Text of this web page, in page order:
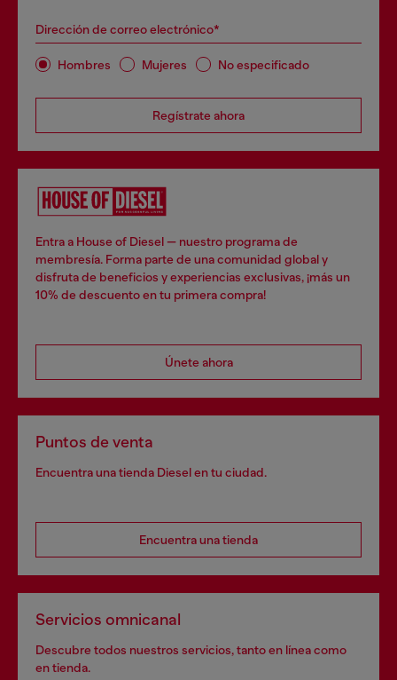
Dirección de correo electrónico*
Hombres Mujeres No especificado
Regístrate ahora
Entra a House of Diesel — nuestro programa de
membresía. Forma parte de una comunidad global y
disfruta de beneficios y experiencias exclusivas, ¡más un
10% de descuento en tu primera compra!
Únete ahora
Puntos de venta
Encuentra una tienda Diesel en tu ciudad.
Encuentra una tienda
Servicios omnicanal
Descubre todos nuestros servicios, tanto en línea como
en tienda.